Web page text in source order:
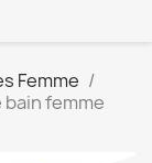
Femme
bain femme